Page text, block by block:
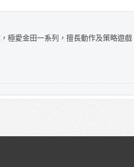
極愛金田一系列，擅長動作及策略遊戲